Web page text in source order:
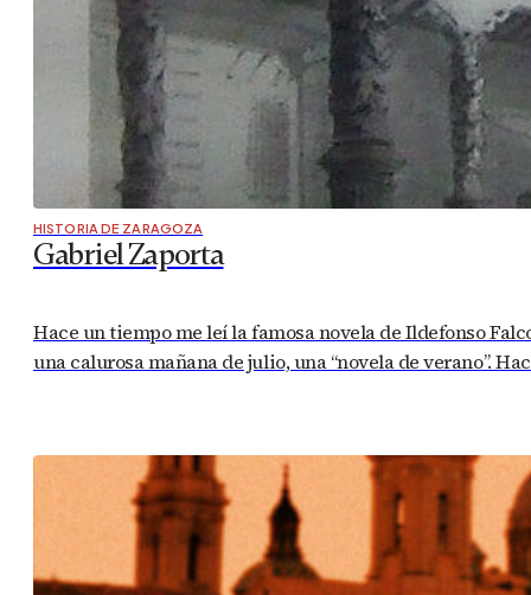
HISTORIA DE ZARAGOZA
Gabriel Zaporta
Hace un tiempo me leí la famosa novela de Ildefonso
una calurosa mañana de julio, una “novela de verano”.